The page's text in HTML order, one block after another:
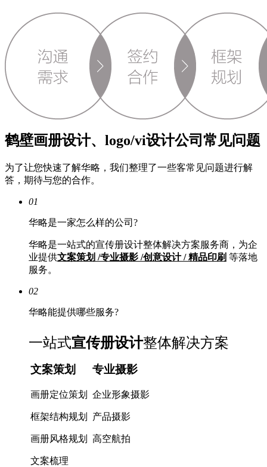
鹤壁画册设计、logo/vi设计公司常见问题
为了让您快速了解华略，我们整理了一些客常见问题进行解
答，期待与您的合作。
01
华略是一家怎么样的公司?
华略是一站式的宣传册设计整体解决方案服务商，为企
业提供文案策划 /专业摄影 /创意设计 / 精品印刷 等落地
服务。
02
华略能提供哪些服务?
一站式宣传册设计整体解决方案
文案策划
画册定位策划
框架结构规划
画册风格规划
文案梳理
专业摄影
企业形象摄影
产品摄影
高空航拍